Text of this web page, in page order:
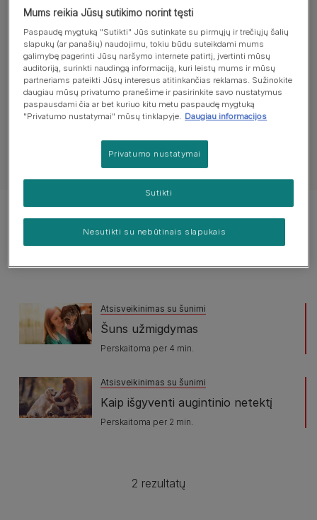
Raskite patarimų dėl brandaus
amžiaus augintinių priežiūros:
Visi straipsniai apie brandaus amžiaus augintinius
Žiūrėti visus straipsnius apie šunis
Rodomi 2 iš 2 straipsnių
Atsisveikinimas su šunimi
Šuns užmigdymas
Perskaitoma per 4 min.
Atsisveikinimas su šunimi
Kaip išgyventi augintinio netektį
Perskaitoma per 2 min.
2 rezultatų
Mums reikia Jūsų sutikimo norint tęsti
Paspaudę mygtuką "Sutikti" Jūs sutinkate su pirmųjų ir trečiųjų šalių
slapukų (ar panašių) naudojimu, tokiu būdu suteikdami mums
galimybę pagerinti Jūsų naršymo internete patirtį, įvertinti mūsų
auditoriją, surinkti naudingą informaciją, kuri leistų mums ir mūsų
partneriams pateikti Jūsų interesus atitinkančias reklamas. Sužinokite
daugiau mūsų privatumo pranešime ir pasirinkite savo nustatymus
paspausdami čia ar bet kuriuo kitu metu paspaudę mygtuką
"Privatumo nustatymai" mūsų tinklapyje. Daugiau informacijos
Privatumo nustatymai
Nesutikti su nebūtinais slapukais
Sutikti